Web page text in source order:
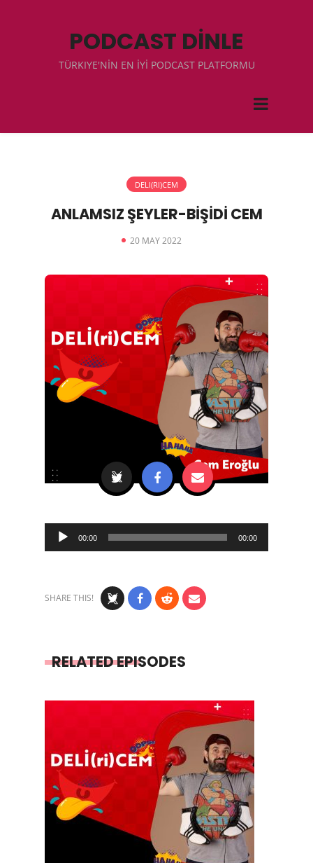
PODCAST DİNLE
TÜRKIYE'NİN EN İYİ PODCAST PLATFORMU
DELI(RI)CEM
ANLAMSIZ ŞEYLER-BİŞİDİ CEM
20 MAY 2022
Audio
Player
00:00 00:00
SHARE THIS!
RELATED EPISODES